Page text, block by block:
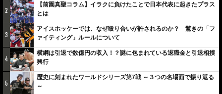
2
【前園真聖コラム】イラクに負けたことで日本代表に起きたプラス
とは
3
アイスホッケーでは、なぜ殴り合いが許されるのか？ 驚きの「フ
ァイティング」ルールについて
4
横綱は引退で数億円の収入！？謎に包まれている退職金と引退相撲
興行
5
歴史に刻まれたワールドシリーズ第7戦 ～３つの名場面で振り返る
～